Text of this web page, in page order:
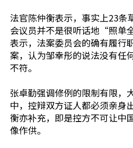
法官陈仲衡表示，事实上23条
会议员并不是很听话地“照单
表示，法案委员会的确有履行
案，认为邹幸彤的说法没有任
不符。
张卓勤强调修例的限制有限，
中，控辩双方证人都必须亲身
衡亦补充，即是控方不可让中
像作供。